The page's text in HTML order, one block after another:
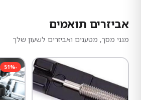
אביזרים תואמים
מגני מסך, מטענים ואביזרים לשעון שלך
-
51%